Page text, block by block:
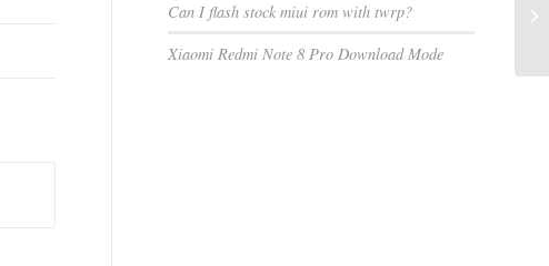
Can I flash stock miui rom with twrp?
Xiaomi Redmi Note 8 Pro Download Mode